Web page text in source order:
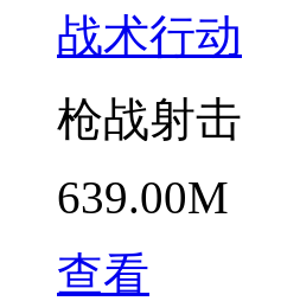
战术行动
枪战射击
639.00M
查看